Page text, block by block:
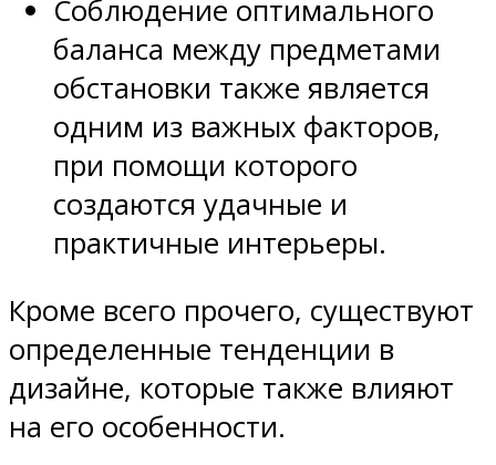
Соблюдение оптимального
баланса между предметами
обстановки также является
одним из важных факторов,
при помощи которого
создаются удачные и
практичные интерьеры.
Кроме всего прочего, существуют
определенные тенденции в
дизайне, которые также влияют
на его особенности.